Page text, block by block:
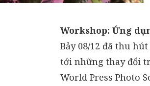
Workshop: Ứng
Bảy 08/12 đã thu
tới những thay đổi
World Press Photo